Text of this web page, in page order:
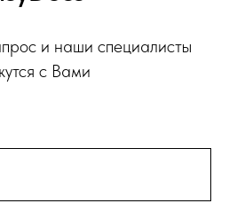
и наши специалисты
с Вами